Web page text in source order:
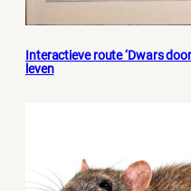
Interactieve route ‘Dwars
leven